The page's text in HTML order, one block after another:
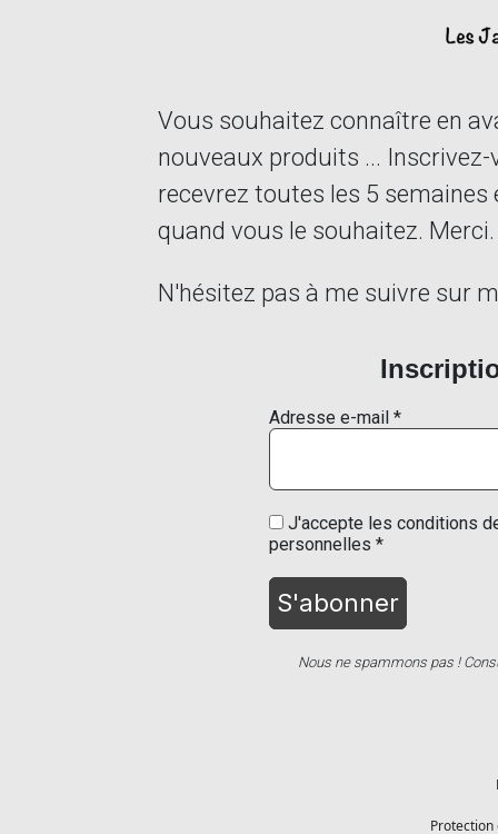
Vous souhaitez connaître en
nouveaux produits ...
recevrez toutes les 5
quand vous le souhaitez. Merci.
N'hésitez pas à me suivre sur
Adresse e-mail *
J'accepte les conditions
personnelles *
Nous ne spammons pas !
Protection